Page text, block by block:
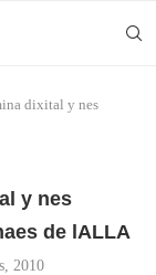
dixital y nes
y nes
de lALLA
2010